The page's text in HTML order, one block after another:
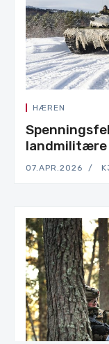
HÆREN
landmilitære
07.APR.2026